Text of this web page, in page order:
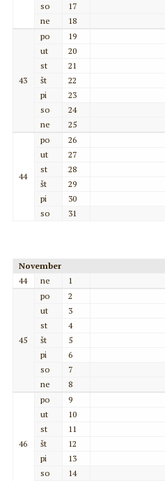
so
17
ne
18
43
po
19
ut
20
st
21
št
22
pi
23
so
24
ne
25
44
po
26
ut
27
st
28
št
29
pi
30
so
31
November
44
ne 1
45
po
2
ut
3
st
4
št
5
pi
6
so
7
ne
8
46
po
9
ut
10
st
11
št
12
pi
13
so
14